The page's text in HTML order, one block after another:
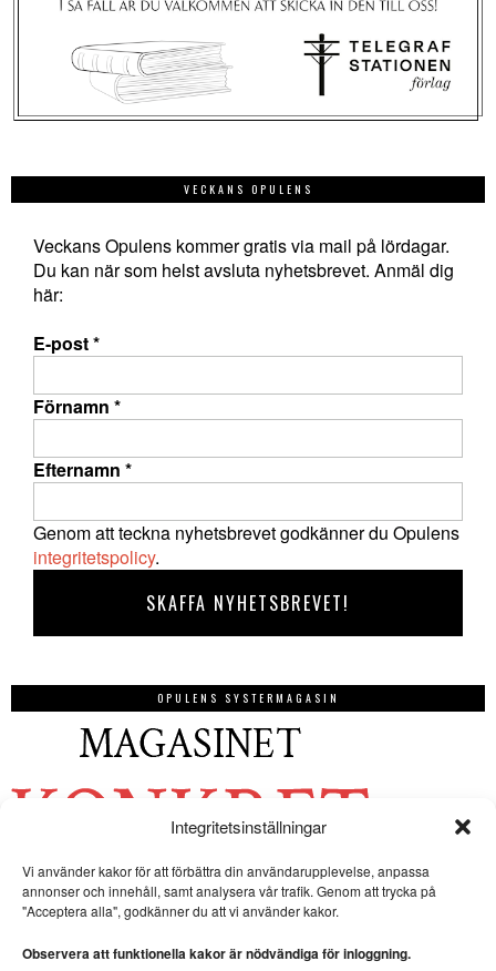
Integritetsinställningar
Vi använder kakor för att förbättra din användarupplevelse, anpassa
annonser och innehåll, samt analysera vår trafik. Genom att trycka på
"Acceptera alla", godkänner du att vi använder kakor.
Observera att funktionella kakor är nödvändiga för inloggning.
VECKANS OPULENS
Veckans Opulens kommer gratis via mail på lördagar.
Du kan när som helst avsluta nyhetsbrevet. Anmäl dig
här:
E-post*
Förnamn *
Efternamn *
Genom att teckna nyhetsbrevet godkänner du Opulens
integritetspolicy.
OPULENS SYSTERMAGASIN